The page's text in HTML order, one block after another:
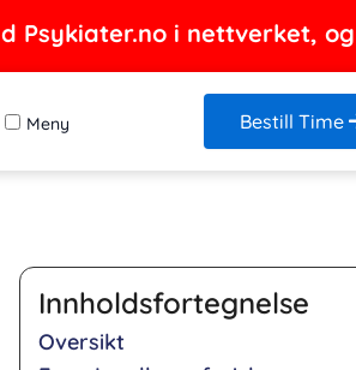
Psykiater.no i nettverket,
Meny Bestill Time
Innholdsfortegnelse
Oversikt